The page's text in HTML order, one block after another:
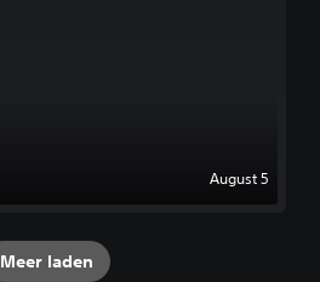
August 5
Meer laden